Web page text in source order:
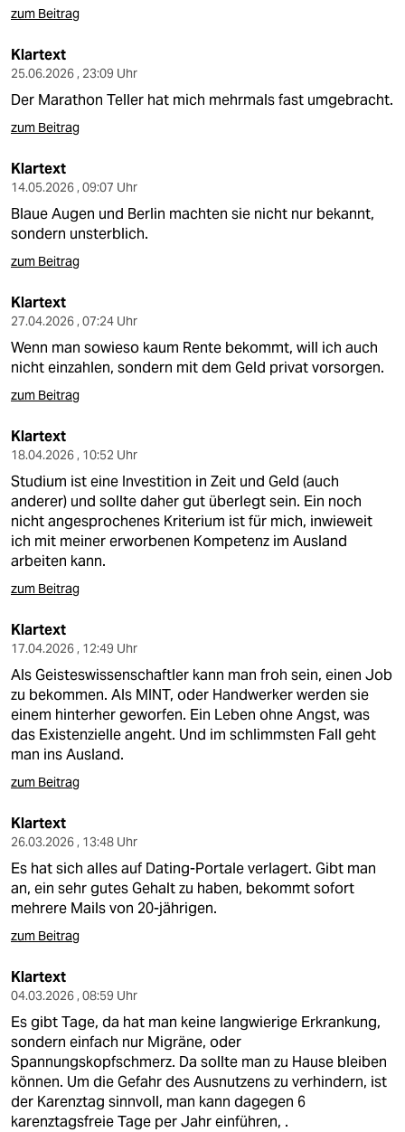
fragen & hilfe
unterstützen
abo
genossenschaft
epaper login
zum Beitrag
Klartext
25.06.2026 , 23:09 Uhr
Der Marathon Teller hat mich mehrmals fast umgebracht.
zum Beitrag
Klartext
14.05.2026 , 09:07 Uhr
Blaue Augen und Berlin machten sie nicht nur bekannt,
sondern unsterblich.
zum Beitrag
Klartext
27.04.2026 , 07:24 Uhr
Wenn man sowieso kaum Rente bekommt, will ich auch
nicht einzahlen, sondern mit dem Geld privat vorsorgen.
zum Beitrag
Klartext
18.04.2026 , 10:52 Uhr
Studium ist eine Investition in Zeit und Geld (auch
anderer) und sollte daher gut überlegt sein. Ein noch
nicht angesprochenes Kriterium ist für mich, inwieweit
ich mit meiner erworbenen Kompetenz im Ausland
arbeiten kann.
zum Beitrag
Klartext
17.04.2026 , 12:49 Uhr
Als Geisteswissenschaftler kann man froh sein, einen Job
zu bekommen. Als MINT, oder Handwerker werden sie
einem hinterher geworfen. Ein Leben ohne Angst, was
das Existenzielle angeht. Und im schlimmsten Fall geht
man ins Ausland.
zum Beitrag
Klartext
26.03.2026 , 13:48 Uhr
Es hat sich alles auf Dating-Portale verlagert. Gibt man
an, ein sehr gutes Gehalt zu haben, bekommt sofort
mehrere Mails von 20-jährigen.
zum Beitrag
Klartext
04.03.2026 , 08:59 Uhr
Es gibt Tage, da hat man keine langwierige Erkrankung,
sondern einfach nur Migräne, oder
Spannungskopfschmerz. Da sollte man zu Hause bleiben
können. Um die Gefahr des Ausnutzens zu verhindern, ist
der Karenztag sinnvoll, man kann dagegen 6
karenztagsfreie Tage per Jahr einführen, .